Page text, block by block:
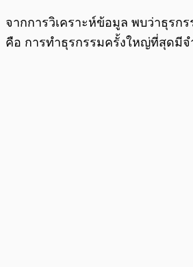
จากการวิเคราะห์ข้อมูล พบว่าธุรก
คือ การทำธุรกรรมครั้งใหญ่ที่สุดมีจ